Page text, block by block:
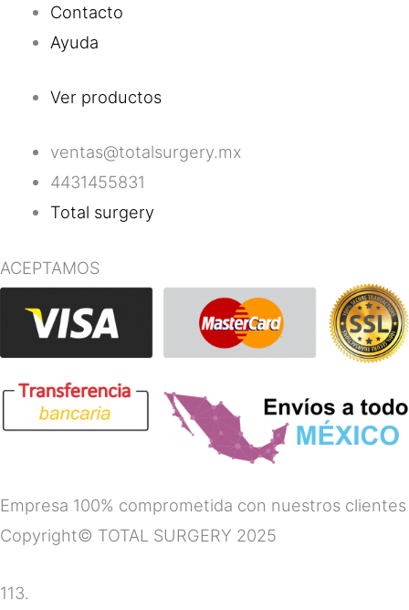
Contacto
Ayuda
Ver productos
ventas@totalsurgery.mx
4431455831
Total surgery
ACEPTAMOS
Empresa 100% comprometida con nuestros clientes
Copyright© TOTAL SURGERY 2025
113.